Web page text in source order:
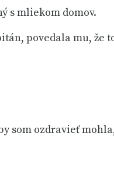
s mliekom domov.
povedala mu, že
som ozdravieť